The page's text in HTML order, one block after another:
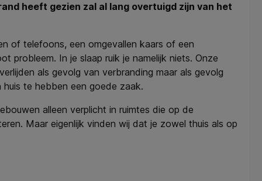
heeft gezien zal al lang overtuigd zijn van het
of telefoons, een omgevallen kaars of een
probleem. In je slaap ruik je namelijk niets. Onze
als gevolg van verbranding maar als gevolg
te hebben een goede zaak.
alleen verplicht in ruimtes die op de
Maar eigenlijk vinden wij dat je zowel thuis als op